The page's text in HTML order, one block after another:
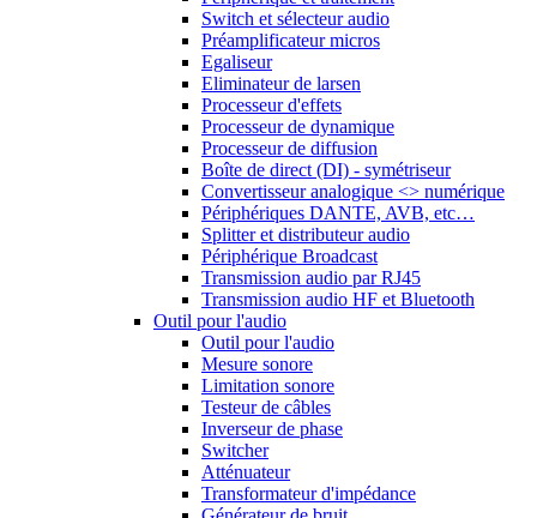
Switch et sélecteur audio
Préamplificateur micros
Egaliseur
Eliminateur de larsen
Processeur d'effets
Processeur de dynamique
Processeur de diffusion
Boîte de direct (DI) - symétriseur
Convertisseur analogique <> numérique
Périphériques DANTE, AVB, etc…
Splitter et distributeur audio
Périphérique Broadcast
Transmission audio par RJ45
Transmission audio HF et Bluetooth
Outil pour l'audio
Outil pour l'audio
Mesure sonore
Limitation sonore
Testeur de câbles
Inverseur de phase
Switcher
Atténuateur
Transformateur d'impédance